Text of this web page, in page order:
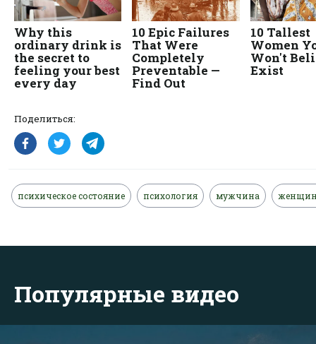
Поделиться:
психическое состояние психология мужчина
Популярные видео